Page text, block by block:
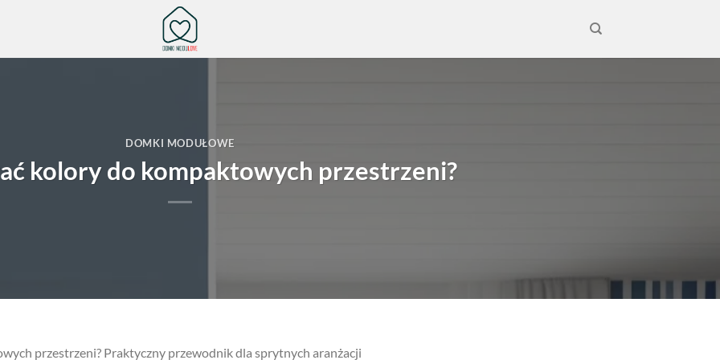
DOMKI MODUŁOWE
kolory do kompaktowych przestrzeni?
przestrzeni? Praktyczny przewodnik dla sprytnych aranżacji